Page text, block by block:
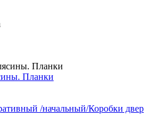
Планки
/начальный/Коробки двер